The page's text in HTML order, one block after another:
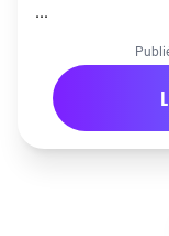
...